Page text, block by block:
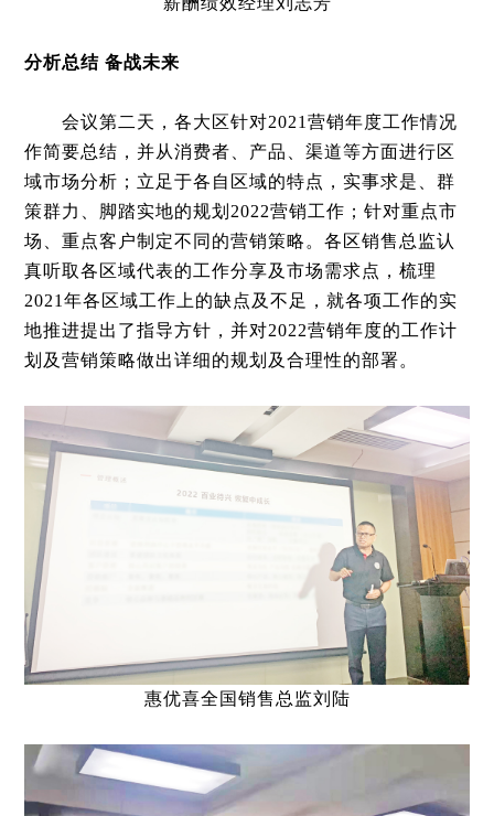
分析总结 备战未来
会议第二天，各大区针对2021营销年度工作情况
作简要总结，并从消费者、产品、渠道等方面进行区
域市场分析；立足于各自区域的特点，实事求是、群
策群力、脚踏实地的规划2022营销工作；针对重点市
场、重点客户制定不同的营销策略。各区销售总监认
真听取各区域代表的工作分享及市场需求点，梳理
2021年各区域工作上的缺点及不足，就各项工作的实
地推进提出了指导方针，并对2022营销年度的工作计
划及营销策略做出详细的规划及合理性的部署。
惠优喜全国销售总监刘陆